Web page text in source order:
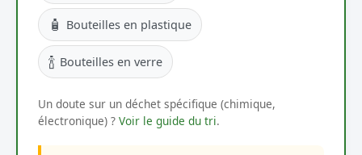
🧴 Bouteilles en plastique
🍾 Bouteilles en verre
Un doute sur un déchet spécifique (chimique,
électronique) ? Voir le guide du tri.